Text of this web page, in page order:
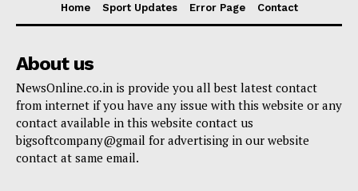
Home Sport Updates Error Page Contact
About us
NewsOnline.co.in is provide you all best latest contact
from internet if you have any issue with this website or any
contact available in this website contact us
bigsoftcompany@gmail for advertising in our website
contact at same email.